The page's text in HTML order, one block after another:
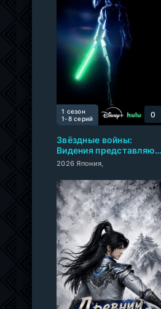
Звёздные войны:
Видения представляют
— Девятый джедай
2026 Япония,
1 сезон
1-8 cерий
0